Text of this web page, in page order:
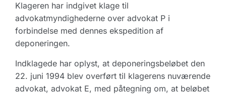
Klageren har indgivet klage til
advokatmyndighederne over advokat P i
forbindelse med dennes ekspedition af
deponeringen.
Indklagede har oplyst, at deponeringsbeløbet den
22. juni 1994 blev overført til klagerens nuværende
advokat, advokat E, med påtegning om, at beløbet